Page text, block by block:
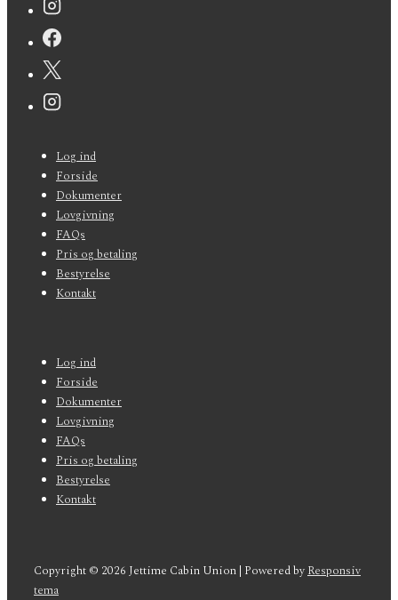
Sidefods-
menu
Log ind
Forside
Dokumenter
Lovgivning
FAQs
Pris og betaling
Bestyrelse
Kontakt
Sidefods-
menu
Log ind
Forside
Dokumenter
Lovgivning
FAQs
Pris og betaling
Bestyrelse
Kontakt
Copyright © 2026 Jettime Cabin Union | Powered by Responsiv
tema